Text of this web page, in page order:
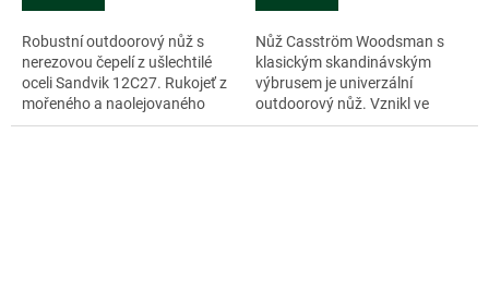
Robustní outdoorový nůž s
nerezovou čepelí z ušlechtilé
oceli Sandvik 12C27. Rukojeť z
mořeného a naolejovaného
březového...
Nůž Casström Woodsman s
klasickým skandinávským
výbrusem je univerzální
outdoorový nůž. Vznikl ve
spolupráci s...